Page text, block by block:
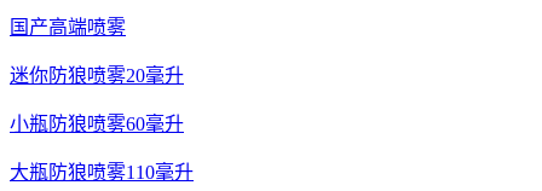
国产高端喷雾
迷你防狼喷雾20毫升
小瓶防狼喷雾60毫升
大瓶防狼喷雾110毫升